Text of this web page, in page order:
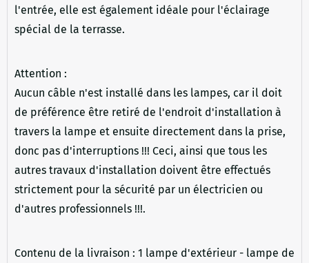
l'entrée, elle est également idéale pour l'éclairage
spécial de la terrasse.
Attention :
Aucun câble n'est installé dans les lampes, car il doit
de préférence être retiré de l'endroit d'installation à
travers la lampe et ensuite directement dans la prise,
donc pas d'interruptions !!! Ceci, ainsi que tous les
autres travaux d'installation doivent être effectués
strictement pour la sécurité par un électricien ou
d'autres professionnels !!!.
Contenu de la livraison : 1 lampe d'extérieur - lampe de